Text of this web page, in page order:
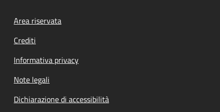
Footer menu
Area riservata
Crediti
Informativa privacy
Note legali
Dichiarazione di accessibilità